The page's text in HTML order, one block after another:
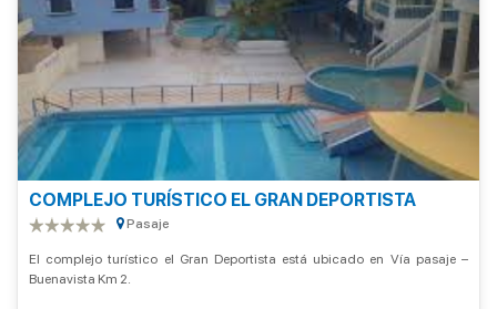
COMPLEJO TURÍSTICO EL GRAN DEPORTISTA
Pasaje
El complejo turístico el Gran Deportista está ubicado en Vía pasaje –
Buenavista Km 2.